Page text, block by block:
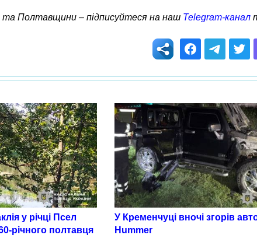
та Полтавщини – підписуйтеся на наш Telegram-канал
у річці Псел
річного полтавця
У Кременчуці вночі згорів
Hummer